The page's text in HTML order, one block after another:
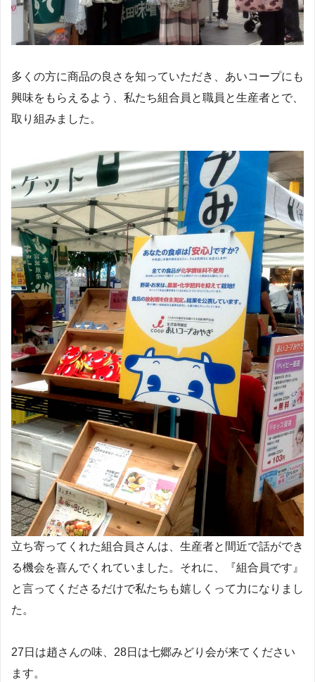
多くの方に商品の良さを知っていただき、あいコープにも
興味をもらえるよう、私たち組合員と職員と生産者とで、
取り組みました。
立ち寄ってくれた組合員さんは、生産者と間近で話ができ
る機会を喜んでくれていました。それに、『組合員です』
と言ってくださるだけで私たちも嬉しくって力になりまし
た。
27日は趙さんの味、28日は七郷みどり会が来てください
ます。